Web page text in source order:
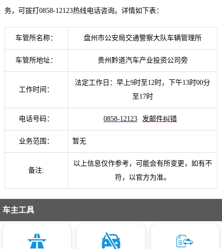
用车百科
销量榜
经销商
务，可拔打0858-12123热线电话咨询。详情如下表：
车管所名称： 盘州市公安局交通警察大队车辆管理所
车管所地址： 贵州黔道汽车产业投资公司旁
工作时间：
法定工作日：早上9时至12时，下午13时00分
至17时
电话号码： 0858-12123 发邮件纠错
业务范围： 暂无
备注:
以上信息仅作参考，可能会有所变更，如有不
符，以官方为准。
车主工具